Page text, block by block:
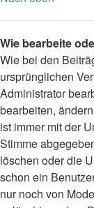
Wie bearbeite
Wie bei den
ursprünglichen
Administrator
bearbeiten,
ist immer mit der
Stimme
löschen oder die
schon ein
nur noch von